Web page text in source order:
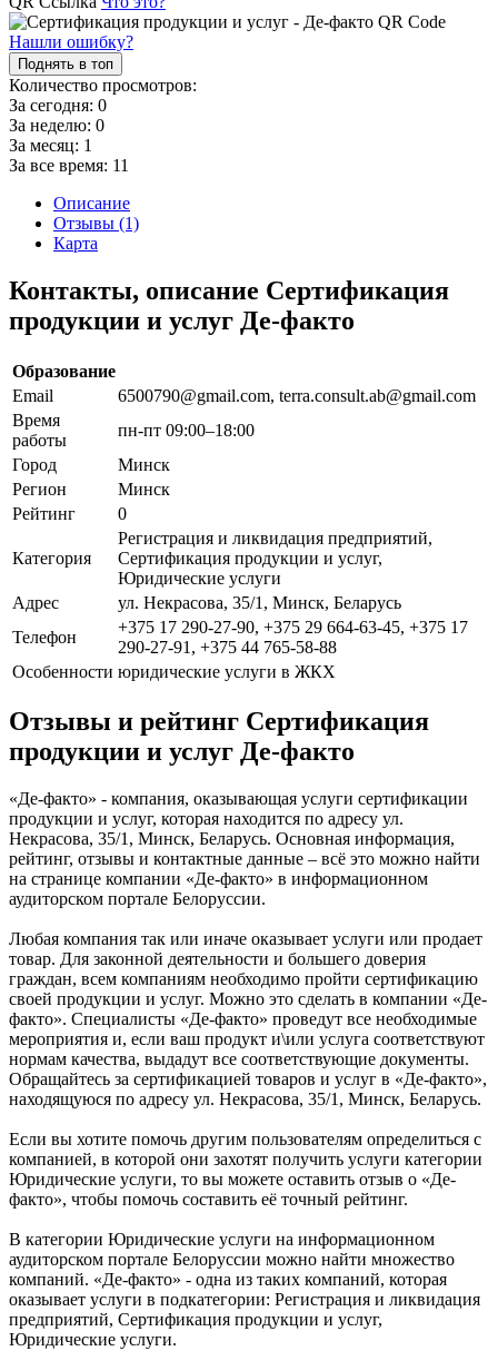
Нашли ошибку?
Поднять в топ
Количество просмотров:
За сегодня: 0
За неделю: 0
За месяц: 1
За все время: 11
Описание
Отзывы (1)
Карта
Контакты, описание Сертификация
продукции и услуг Де-факто
Образование
Email
6500790@gmail.com, terra.consult.ab@gmail.com
Время
работы
пн-пт 09:00–18:00
Город
Минск
Регион
Минск
Рейтинг
0
Категория
Регистрация и ликвидация предприятий,
Сертификация продукции и услуг,
Юридические услуги
Адрес
ул. Некрасова, 35/1, Минск, Беларусь
Телефон
+375 17 290-27-90, +375 29 664-63-45, +375 17
290-27-91, +375 44 765-58-88
Особенности юридические услуги в ЖКХ
Отзывы и рейтинг Сертификация
продукции и услуг Де-факто
«Де-факто» - компания, оказывающая услуги сертификации
продукции и услуг, которая находится по адресу ул.
Некрасова, 35/1, Минск, Беларусь. Основная информация,
рейтинг, отзывы и контактные данные – всё это можно найти
на странице компании «Де-факто» в информационном
аудиторском портале Белоруссии.
Любая компания так или иначе оказывает услуги или продает
товар. Для законной деятельности и большего доверия
граждан, всем компаниям необходимо пройти сертификацию
своей продукции и услуг. Можно это сделать в компании «Де-
факто». Специалисты «Де-факто» проведут все необходимые
мероприятия и, если ваш продукт и\или услуга соответствуют
нормам качества, выдадут все соответствующие документы.
Обращайтесь за сертификацией товаров и услуг в «Де-факто»,
находящуюся по адресу ул. Некрасова, 35/1, Минск, Беларусь.
Если вы хотите помочь другим пользователям определиться с
компанией, в которой они захотят получить услуги категории
Юридические услуги, то вы можете оставить отзыв о «Де-
факто», чтобы помочь составить её точный рейтинг.
В категории Юридические услуги на информационном
аудиторском портале Белоруссии можно найти множество
компаний. «Де-факто» - одна из таких компаний, которая
оказывает услуги в подкатегории: Регистрация и ликвидация
предприятий, Сертификация продукции и услуг,
Юридические услуги.